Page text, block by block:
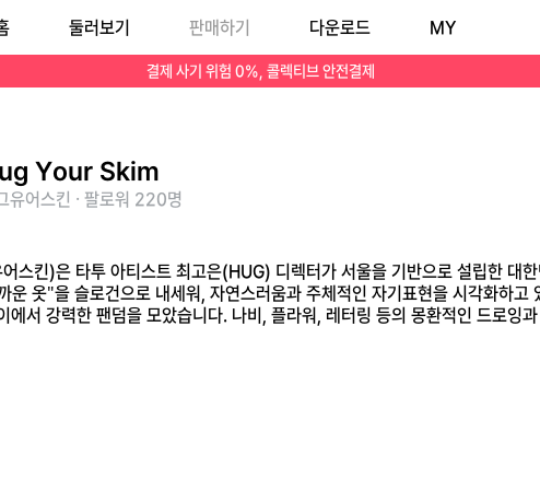
와 가장 가까운 옷"을 슬로건으로 내세워, 자연스러움과 주체적인 자기표현을 시각화하고 있습니다. 뉴진스 등 글로벌 트렌드세터 셀럽들이 착용하며 Z세대 여성들 사이에서
결제 사기 위험 0%, 콜렉티브 안전결제
둘러보기 판매하기 다운로드 MY
Your Skim
유어스킨 · 팔로워 220명
스킨)은 타투 아티스트 최고은(HUG) 디렉터가 서울을 기반으로 설립한 대
운 옷"을 슬로건으로 내세워, 자연스러움과 주체적인 자기표현을 시각화하고
에서 강력한 팬덤을 모았습니다. 나비, 플라워, 레터링 등의 몽환적인 드로잉